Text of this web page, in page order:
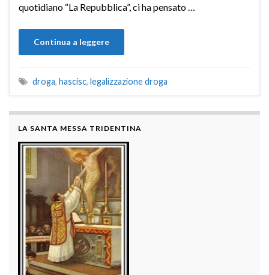
quotidiano “La Repubblica”, ci ha pensato …
Continua a leggere
droga, hascisc, legalizzazione droga
LA SANTA MESSA TRIDENTINA